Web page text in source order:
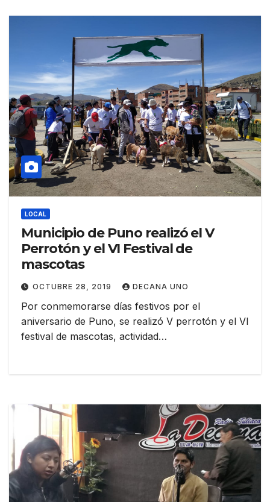
LOCAL
Municipio de Puno realizó el V
Perrotón y el VI Festival de
mascotas
OCTUBRE 28, 2019 DECANA UNO
Por conmemorarse días festivos por el
aniversario de Puno, se realizó V perrotón y el VI
festival de mascotas, actividad…